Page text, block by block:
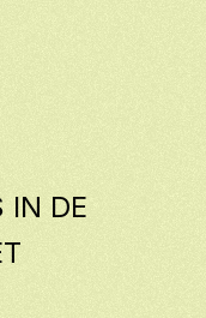
IN DE